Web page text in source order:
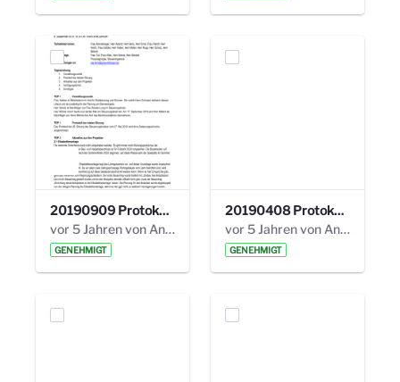
20190909 Protokoll 27. Steuerungskreis.pdf
vor 5 Jahren von Anni Schlumberger
GENEHMIGT
20190408 Protokoll 26. Steuerungskreis.pdf
vor 5 Jahren von Anni Schlumberger
GENEHMIGT